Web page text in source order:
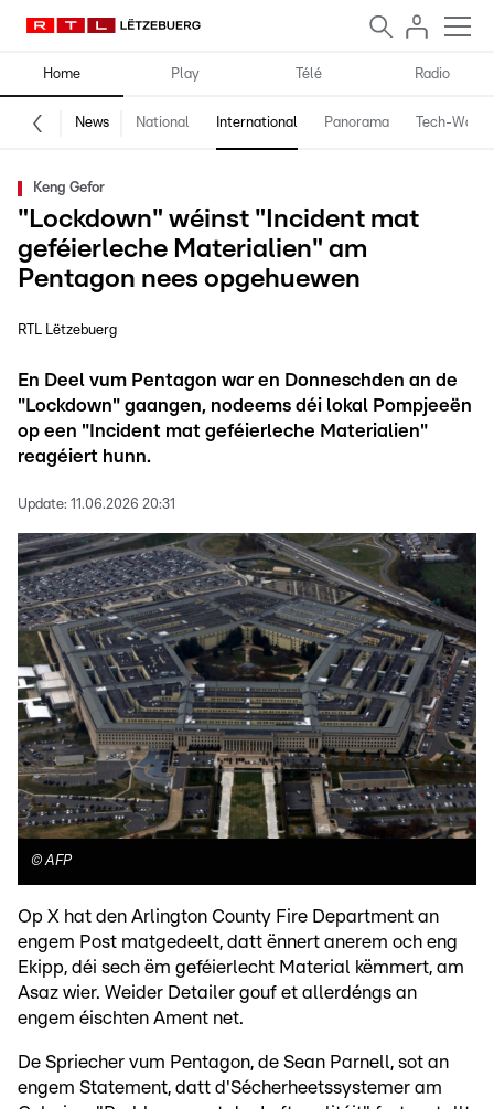
Home Play Télé Radio
News National International Panorama Tech-World
Keng Gefor
"Lockdown" wéinst "Incident mat
geféierleche Materialien" am
Pentagon nees opgehuewen
RTL Lëtzebuerg
En Deel vum Pentagon war en Donneschden an de
"Lockdown" gaangen, nodeems déi lokal Pompjeeën
op een "Incident mat geféierleche Materialien"
reagéiert hunn.
Update: 11.06.2026 20:31
©AFP
Op X hat den Arlington County Fire Department an
engem Post matgedeelt, datt ënnert anerem och eng
Ekipp, déi sech ëm geféierlecht Material këmmert, am
Asaz wier. Weider Detailer gouf et allerdéngs an
engem éischten Ament net.
De Spriecher vum Pentagon, de Sean Parnell, sot an
engem Statement, datt d'Sécherheetssystemer am